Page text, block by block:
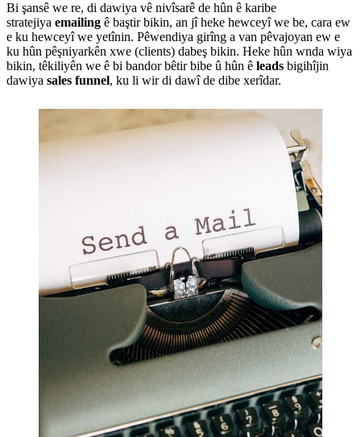
Bi şansê we re, di dawiya vê nivîsarê de hûn ê karibe
stratejiya emailing ê baştir bikin, an jî heke hewceyî we be, cara ew
e ku hewceyî we yetînin. Pêwendiya girîng a van pêvajoyan ew e
ku hûn pêşniyarkên xwe (clients) dabeş bikin. Heke hûn wnda wiya
bikin, têkiliyên we ê bi bandor bêtir bibe û hûn ê leads bigihîjin
dawiya sales funnel, ku li wir di dawî de dibe xerîdar.